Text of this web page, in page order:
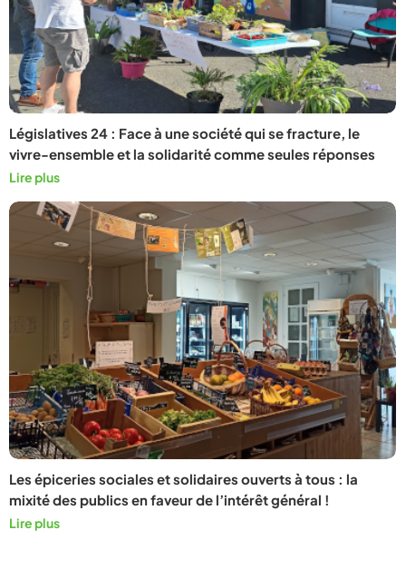
Législatives 24 : Face à une société qui se fracture, le
vivre-ensemble et la solidarité comme seules réponses
Lire plus
Les épiceries sociales et solidaires ouverts à tous : la
mixité des publics en faveur de l’intérêt général !
Lire plus